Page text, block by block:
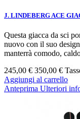
J. LINDEBERG ACE
Questa giacca da sci
nuovo con il suo
manterrà comodo,
245,00 € 350,00 €
Aggiungi al carrello
Anteprima Ulteriori